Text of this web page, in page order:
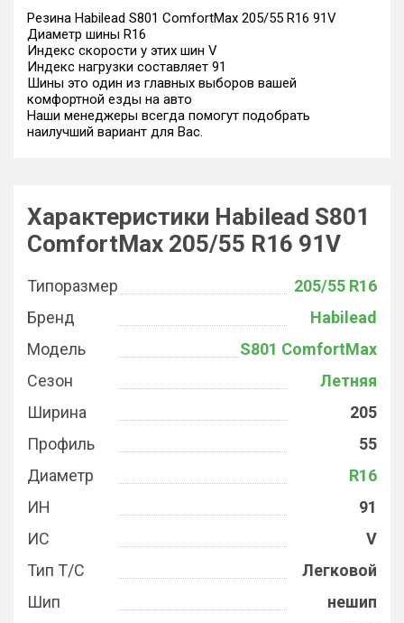
Резина Habilead S801 ComfortMax 205/55 R16 91V
Диаметр шины R16
Индекс скорости у этих шин V
Индекс нагрузки составляет 91
Шины это один из главных выборов вашей
комфортной езды на авто
Наши менеджеры всегда помогут подобрать
наилучший вариант для Вас.
Характеристики Habilead S801
ComfortMax 205/55 R16 91V
Типоразмер
205/55 R16
Бренд
Habilead
Модель
S801 ComfortMax
Сезон
Летняя
Ширина
205
Профиль
55
Диаметр
R16
ИН
91
ИС
V
Тип Т/С
Легковой
Шип
нешип